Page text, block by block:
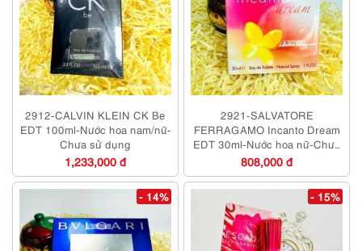
2912-CALVIN KLEIN CK Be
EDT 100ml-Nước hoa nam/nữ-
Chưa sử dụng
1,233,000 đ
2921-SALVATORE
FERRAGAMO Incanto Dream
EDT 30ml-Nước hoa nữ-Chưa
sử dụng
808,000 đ
- 14% - 15%